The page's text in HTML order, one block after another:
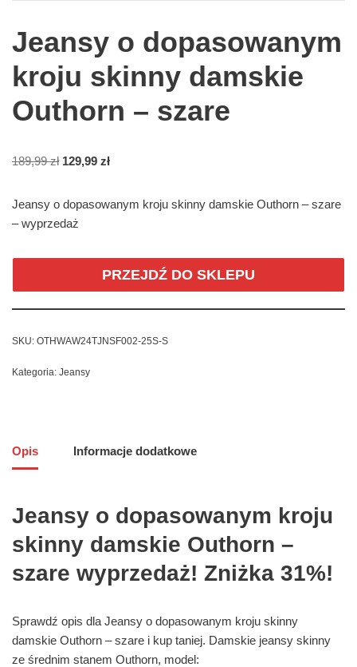
Jeansy o dopasowanym
kroju skinny damskie
Outhorn – szare
189,99zł 129,99 zł
Jeansy o dopasowanym kroju skinny damskie Outhorn – szare
– wyprzedaż
PRZEJDŹ DO SKLEPU
SKU: OTHWAW24TJNSF002-25S-S
Kategoria: Jeansy
Opis Informacje dodatkowe
Jeansy o dopasowanym kroju
skinny damskie Outhorn –
szare wyprzedaż! Zniżka 31%!
Sprawdź opis dla Jeansy o dopasowanym kroju skinny
damskie Outhorn – szare i kup taniej. Damskie jeansy skinny
ze średnim stanem Outhorn, model: